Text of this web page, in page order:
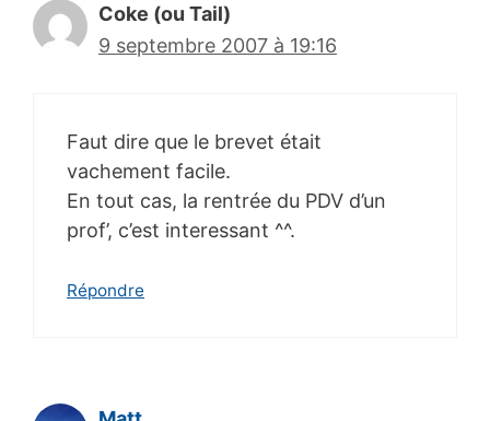
Coke (ou Tail)
9 septembre 2007 à 19:16
Faut dire que le brevet était
vachement facile.
En tout cas, la rentrée du PDV d’un
prof’, c’est interessant ^^.
Répondre